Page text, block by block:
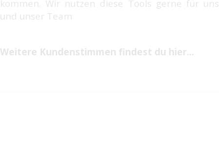
kommen. Wir nutzen diese Tools gerne für uns
und unser Team
Weitere Kundenstimmen findest du hier…